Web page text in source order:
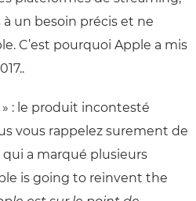
à un besoin précis et ne
C’est pourquoi Apple a mis
: le produit incontesté
vous rappelez surement de
qui a marqué plusieurs
is going to reinvent the